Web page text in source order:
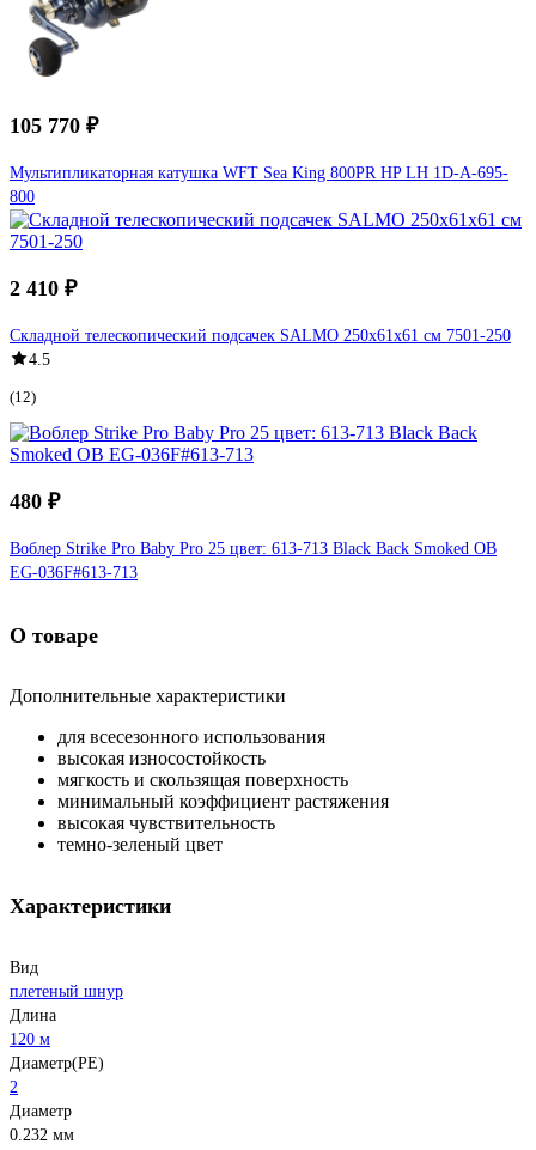
105 770 ₽
Мультипликаторная катушка WFT Sea King 800PR HP LH 1D-A-695-
800
2 410 ₽
Складной телескопический подсачек SALMO 250х61х61 см 7501-250
4.5
(12)
480 ₽
Воблер Strike Pro Baby Pro 25 цвет: 613-713 Black Back Smoked OB
EG-036F#613-713
О товаре
Дополнительные характеристики
для всесезонного использования
высокая износостойкость
мягкость и скользящая поверхность
минимальный коэффициент растяжения
высокая чувствительность
темно-зеленый цвет
Характеристики
Вид
плетеный шнур
Длина
120 м
Диаметр(PE)
2
Диаметр
0.232 мм